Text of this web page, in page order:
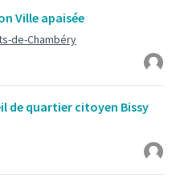
Ville apaisée
de-Chambéry
de quartier citoyen Bissy